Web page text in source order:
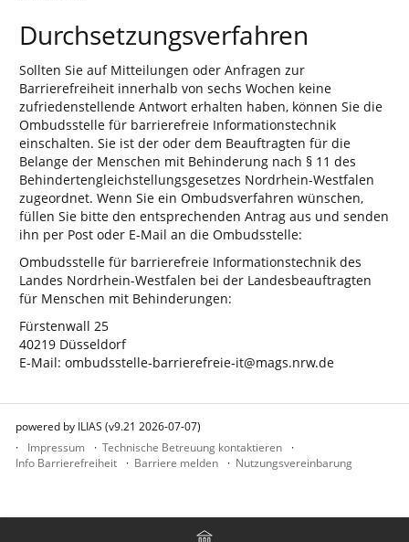
Durchsetzungsverfahren
Sollten Sie auf Mitteilungen oder Anfragen zur
Barrierefreiheit innerhalb von sechs Wochen keine
zufriedenstellende Antwort erhalten haben, können Sie die
Ombudsstelle für barrierefreie Informationstechnik
einschalten. Sie ist der oder dem Beauftragten für die
Belange der Menschen mit Behinderung nach § 11 des
Behindertengleichstellungsgesetzes Nordrhein-Westfalen
zugeordnet. Wenn Sie ein Ombudsverfahren wünschen,
füllen Sie bitte den entsprechenden Antrag aus und senden
ihn per Post oder E-Mail an die Ombudsstelle:
Ombudsstelle für barrierefreie Informationstechnik des
Landes Nordrhein-Westfalen bei der Landesbeauftragten
für Menschen mit Behinderungen:
Fürstenwall 25
40219 Düsseldorf
E-Mail: ombudsstelle-barrierefreie-it@mags.nrw.de
powered by ILIAS (v9.21 2026-07-07)
Impressum
Technische Betreuung kontaktieren
Info Barrierefreiheit
Barriere melden Nutzungsvereinbarung